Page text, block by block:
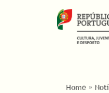
ESTÁ AQUI
Home »